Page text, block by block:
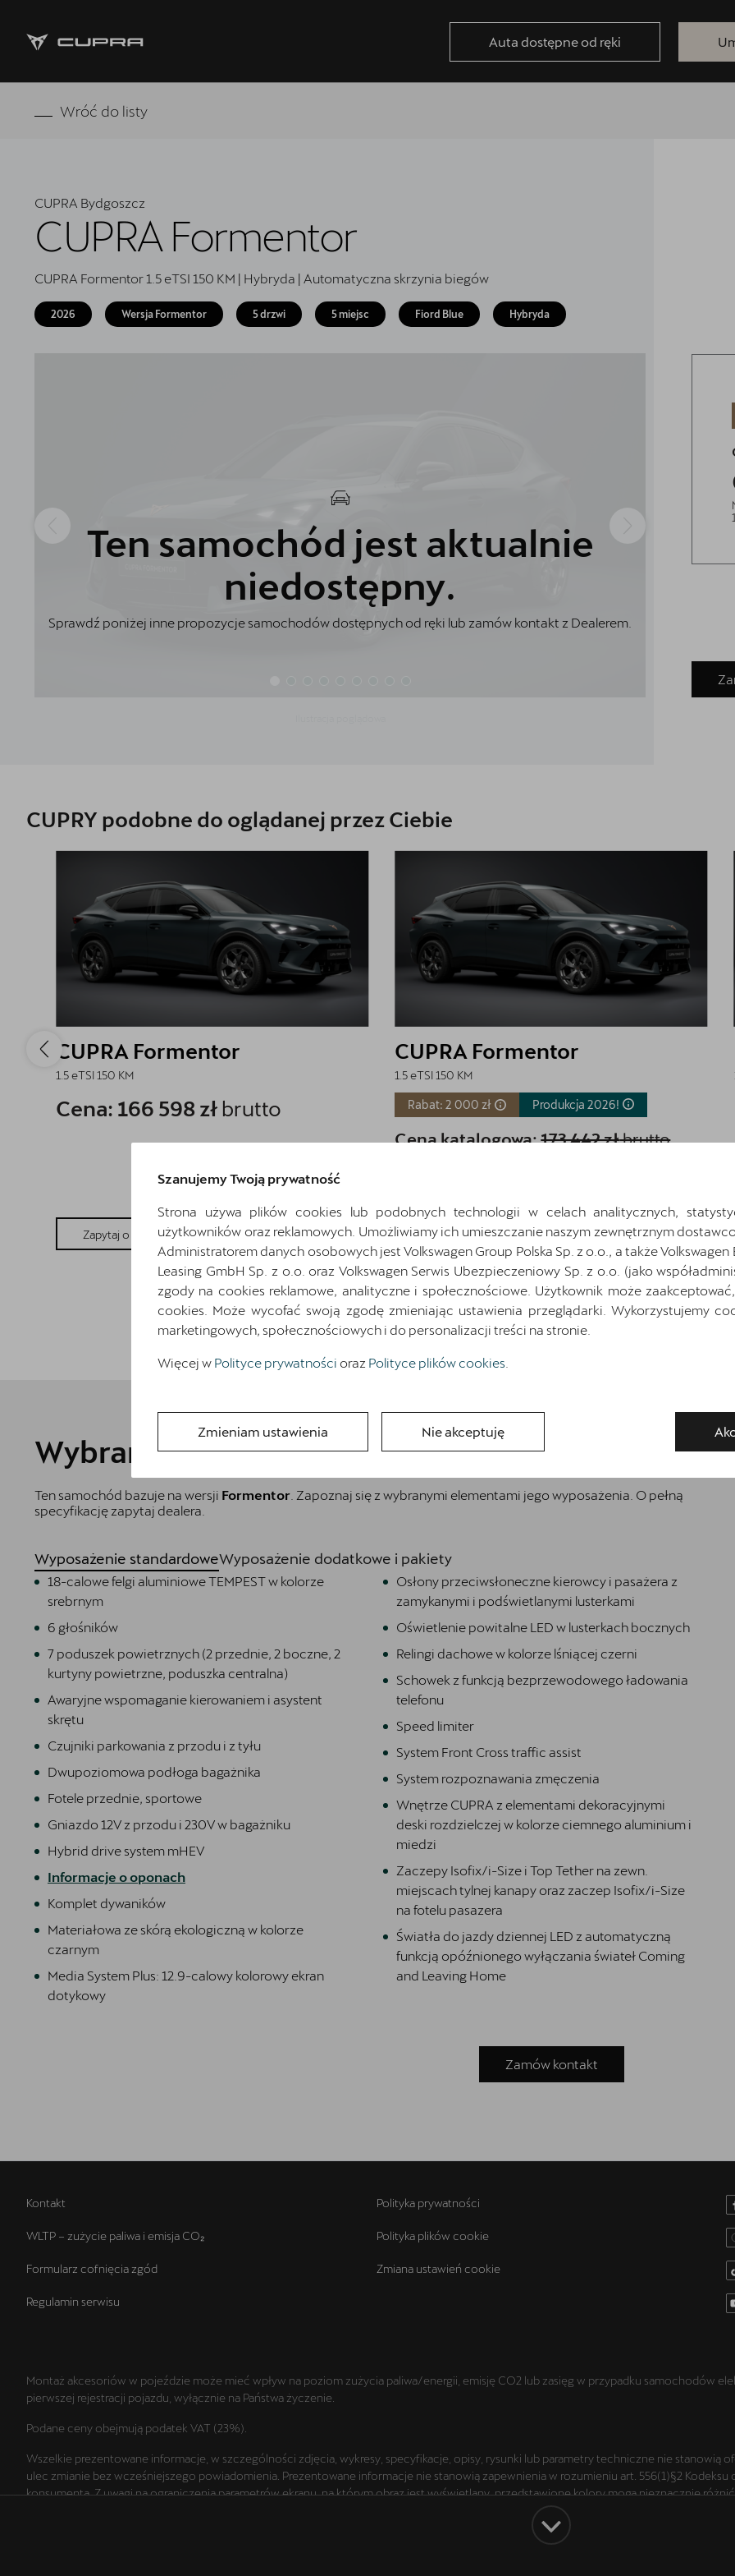
Auta dostępne od ręki
Strona główna
Oferta i aktualności
Samochody dostępne od ręki
Jazda próbna CUPRĄ
CUPRA For Business
Kontakt
Wróć do listy
CUPRA Bydgoszcz
CUPRA Formentor
CUPRA Formentor 1.5 eTSI 150 KM | Hybryda | Automatyczna skrzynia biegów
2026 Wersja Formentor 5 drzwi 5 miejsc Fiord Blue Hybryda
Ten samochód jest aktualnie
niedostępny.
Sprawdź poniżej inne propozycje samochodów dostępnych od ręki lub zamów kontakt z Dealerem.
CUPRY podobne do oglądanej przez Ciebie
CUPRA Formentor
1.5 eTSI 150 KM
Cena: 166 598 zł brutto
Zapytaj o szczegóły Pokaż szczegóły
CUPRA Formentor
1.5 eTSI 150 KM
Rabat: 2 000 zł Produkcja 2026!
Cena katalogowa:173 442 złbrutto
Zapytaj o szczegóły Pokaż szczegóły
Wróć do listy
Wybrane elementy wyposażenia
Ten samochód bazuje na wersji Formentor . Zapoznaj się z wybranymi elementami jego wyposażenia. O pełną
specyfikację zapytaj dealera.
Wyposażenie standardoweWyposażenie dodatkowe i pakiety
18-calowe felgi aluminiowe TEMPEST w kolorze
srebrnym
6 głośników
7 poduszek powietrznych (2 przednie, 2 boczne, 2
kurtyny powietrzne, poduszka centralna)
Awaryjne wspomaganie kierowaniem i asystent
skrętu
Czujniki parkowania z przodu i z tyłu
Dwupoziomowa podłoga bagażnika
Fotele przednie, sportowe
Gniazdo 12V z przodu i 230V w bagażniku
Hybrid drive system mHEV
Informacje o oponach
Komplet dywaników
Materiałowa ze skórą ekologiczną w kolorze
czarnym
Media System Plus: 12.9-calowy kolorowy ekran
dotykowy
Osłony przeciwsłoneczne kierowcy i pasażera z
zamykanymi i podświetlanymi lusterkami
Oświetlenie powitalne LED w lusterkach bocznych
Relingi dachowe w kolorze lśniącej czerni
Schowek z funkcją bezprzewodowego ładowania
telefonu
Speed limiter
System Front Cross traffic assist
System rozpoznawania zmęczenia
Wnętrze CUPRA z elementami dekoracyjnymi
deski rozdzielczej w kolorze ciemnego aluminium i
miedzi
Zaczepy Isofix/i-Size i Top Tether na zewn.
miejscach tylnej kanapy oraz zaczep Isofix/i-Size
na fotelu pasazera
Światła do jazdy dziennej LED z automatyczną
funkcją opóźnionego wyłączania świateł Coming
and Leaving Home
Zamów kontakt
Kontakt
WLTP – zużycie paliwa i emisja CO₂
Formularz cofnięcia zgód
Regulamin serwisu
Polityka prywatności
Polityka plików cookie
Zmiana ustawień cookie
Montaż akcesoriów w pojeździe może mieć wpływ na poziom zużycia paliwa/energii, emisję CO2 lub zasięg w przypadku samochodów
pierwszej rejestracji pojazdu, wyłącznie na Państwa życzenie.
Podane ceny obejmują podatek VAT (23%).
Wszelkie prezentowane informacje, w szczególności zdjęcia, wykresy, specyfikacje, opisy, rysunki lub parametry techniczne nie stanowią
ulec zmianie bez wcześniejszego powiadomienia. Prezentowane informacje nie stanowią zapewnienia w rozumieniu art. 556(1)§2 Kodeksu
konsumenta. Z uwagi na ograniczenia parametrów ekranu, na którym obraz jest wyświetlany, przedstawione kolory mogą nieznacznie
Marka CUPRA we zastrzega sobie możliwość wprowadzenia zmian w prezentowanych wersjach. Przedstawione detale wyposażenia mogą
Zamieszczone zdjęcia mogą przedstawiać wyposażenie opcjonalne, dostępne za dopłatą. Wiążące ustalenie ceny, wyposażenia i
Szanujemy Twoją prywatność
Strona używa plików cookies lub podobnych technologii w celach analitycznych,
użytkowników oraz reklamowych. Umożliwiamy ich umieszczanie naszym zewnętrznym
Administratorem danych osobowych jest Volkswagen Group Polska Sp. z o.o., a także Volkswagen
Leasing GmbH Sp. z o.o. oraz Volkswagen Serwis Ubezpieczeniowy Sp. z o.o. (jako
zgody na cookies reklamowe, analityczne i społecznościowe. Użytkownik może
cookies. Może wycofać swoją zgodę zmieniając ustawienia przeglądarki. Wykorzystujemy
marketingowych, społecznościowych i do personalizacji treści na stronie.
Więcej w Polityce prywatności oraz Polityce plików cookies
Zmieniam ustawienia Nie akceptuję